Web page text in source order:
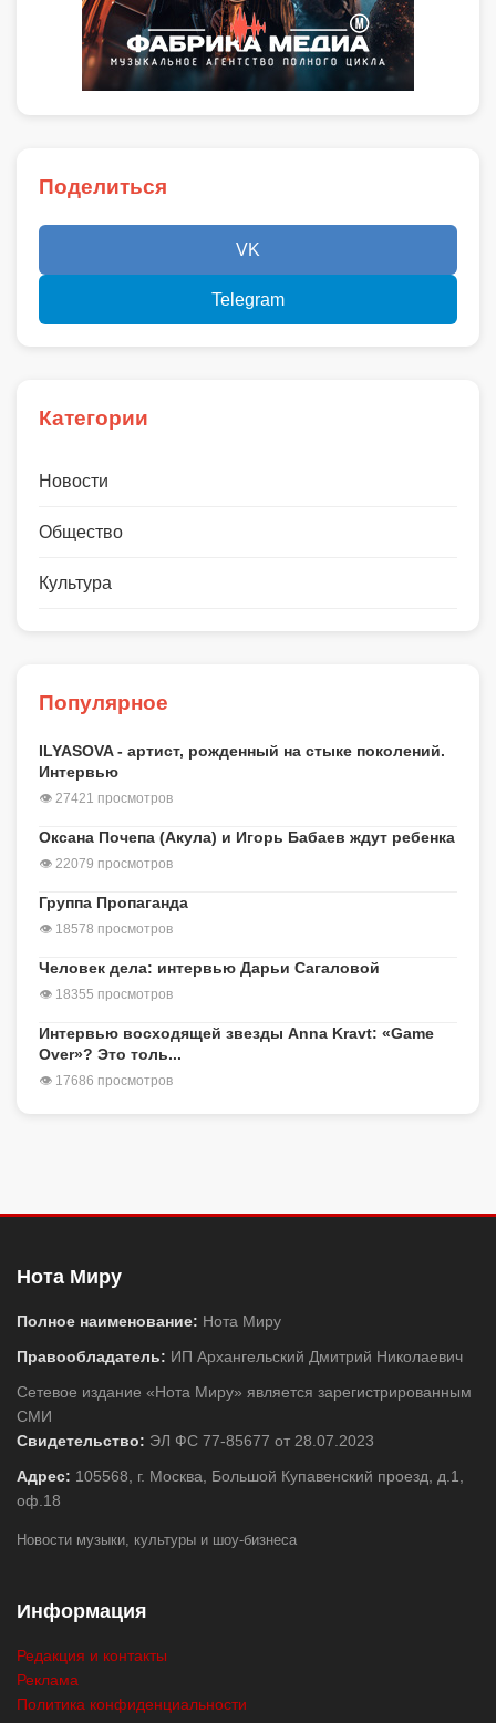
Поделиться
VK
Telegram
Категории
Новости
Общество
Культура
Популярное
ILYASOVA - артист, рожденный на стыке поколений.
Интервью
👁 27421 просмотров
Оксана Почепа (Акула) и Игорь Бабаев ждут ребенка
👁 22079 просмотров
Группа Пропаганда
👁 18578 просмотров
Человек дела: интервью Дарьи Сагаловой
👁 18355 просмотров
Интервью восходящей звезды Anna Kravt: «Game
Over»? Это толь...
👁 17686 просмотров
Нота Миру
Полное наименование: Нота Миру
Правообладатель: ИП Архангельский Дмитрий Николаевич
Сетевое издание «Нота Миру» является зарегистрированным
СМИ
Свидетельство: ЭЛ ФС 77-85677 от 28.07.2023
Адрес: 105568, г. Москва, Большой Купавенский проезд, д.1,
оф.18
Новости музыки, культуры и шоу-бизнеса
Информация
Редакция и контакты
Реклама
Политика конфиденциальности